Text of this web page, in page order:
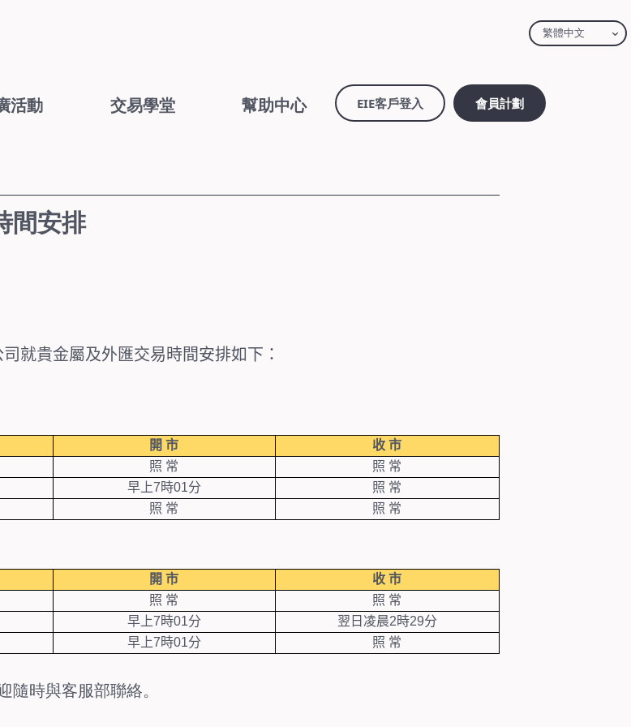
活動 交易學堂 幫助中心 EIE客戶登入 會員計劃
繁體中文
間安排
就貴金屬及外匯交易時間安排如下：
開 市 收 市
照 常 照 常
早上7時01分 照 常
照 常 照 常
開 市 收 市
照 常 照 常
早上7時01分 翌日凌晨2時29分
早上7時01分 照 常
時與客服部聯絡。